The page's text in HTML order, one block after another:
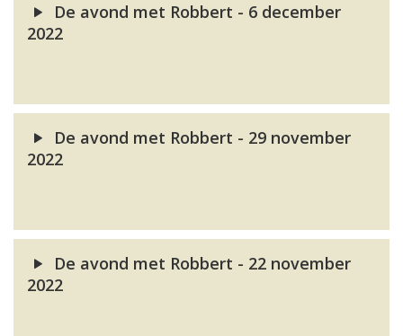
De avond met Robbert - 6 december
2022
De avond met Robbert - 29 november
2022
De avond met Robbert - 22 november
2022